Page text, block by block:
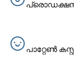
പാറ്റേൺ